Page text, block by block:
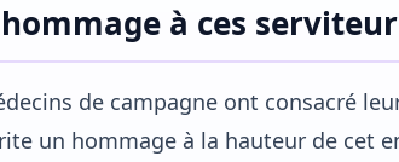
à ces
de campagne ont consacré
un hommage à la hauteur de cet